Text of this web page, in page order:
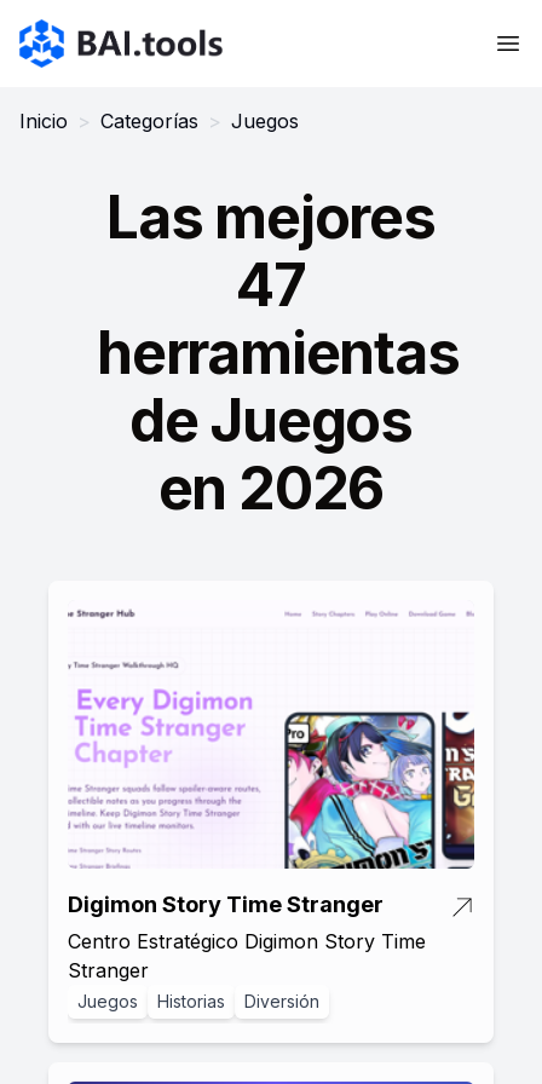
Bai.tools
Inicio > Categorías > Juegos
Las mejores
47
herramientas
de Juegos
en 2026
Digimon Story Time Stranger
Centro Estratégico Digimon Story Time
Stranger
Juegos Historias Diversión